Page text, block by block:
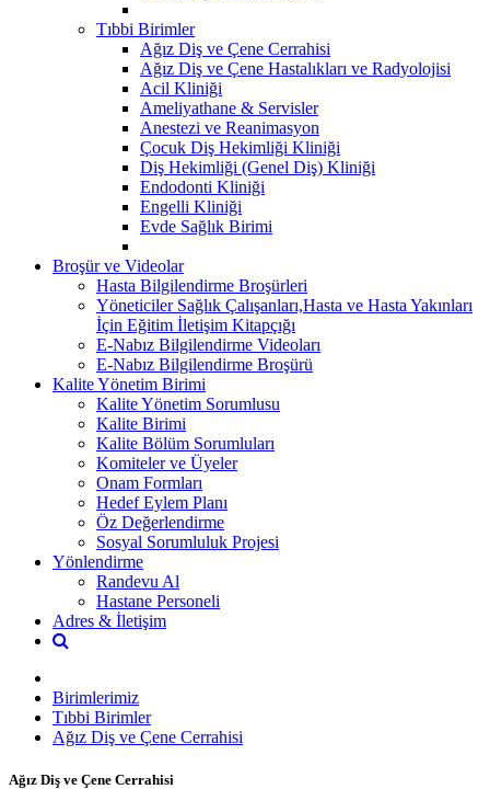
Tıbbi Birimler
Ağız Diş ve Çene Cerrahisi
Ağız Diş ve Çene Hastalıkları ve Radyolojisi
Acil Kliniği
Ameliyathane & Servisler
Anestezi ve Reanimasyon
Çocuk Diş Hekimliği Kliniği
Diş Hekimliği (Genel Diş) Kliniği
Endodonti Kliniği
Engelli Kliniği
Evde Sağlık Birimi
Broşür ve Videolar
Hasta Bilgilendirme Broşürleri
Yöneticiler Sağlık Çalışanları,Hasta ve Hasta Yakınları
İçin Eğitim İletişim Kitapçığı
E-Nabız Bilgilendirme Videoları
E-Nabız Bilgilendirme Broşürü
Kalite Yönetim Birimi
Kalite Yönetim Sorumlusu
Kalite Birimi
Kalite Bölüm Sorumluları
Komiteler ve Üyeler
Onam Formları
Hedef Eylem Planı
Öz Değerlendirme
Sosyal Sorumluluk Projesi
Yönlendirme
Randevu Al
Hastane Personeli
Adres & İletişim
Birimlerimiz
Tıbbi Birimler
Ağız Diş ve Çene Cerrahisi
Ağız Diş ve Çene Cerrahisi